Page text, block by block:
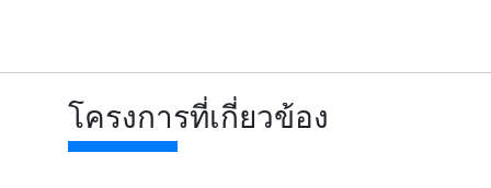
โครงการที่เกี่ยวข้อง